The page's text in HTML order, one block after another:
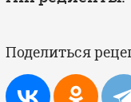
Поделиться